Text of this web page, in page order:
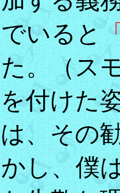
いると
。（ス
付けた
、その
し、僕